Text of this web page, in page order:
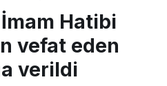
verildi
Hatibi
vefat eden
verildi